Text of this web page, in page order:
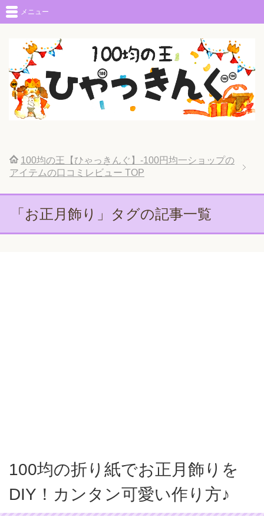
メニュー
100均の王【ひゃっきんぐ】-100円均一ショップの
アイテムの口コミレビュー TOP
「お正月飾り」タグの記事一覧
100均の折り紙でお正月飾りを
DIY！カンタン可愛い作り方♪